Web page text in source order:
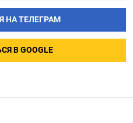
НА ТЕЛЕГРАМ
В GOOGLE